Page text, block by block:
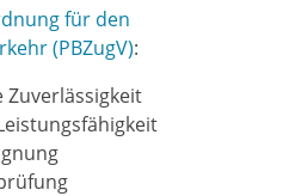
für den
(PBZugV):
Zuverlässigkeit